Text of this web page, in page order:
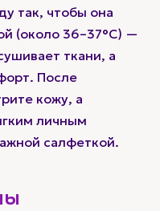
так, чтобы она
(около 36–37°C) —
ткани, а
После
кожу, а
личным
салфеткой.